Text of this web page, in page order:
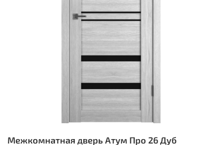
Межкомнатная дверь Атум Про 26 Дуб